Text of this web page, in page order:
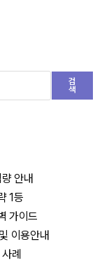
검
색
안내
1등
가이드
이용안내
례